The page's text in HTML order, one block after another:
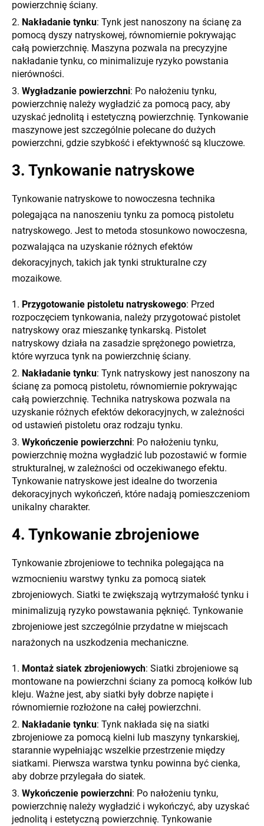
powierzchnię ściany.
Nakładanie tynku: Tynk jest nanoszony na ścianę za
pomocą dyszy natryskowej, równomiernie pokrywając
całą powierzchnię. Maszyna pozwala na precyzyjne
nakładanie tynku, co minimalizuje ryzyko powstania
nierówności.
Wygładzanie powierzchni: Po nałożeniu tynku,
powierzchnię należy wygładzić za pomocą pacy, aby
uzyskać jednolitą i estetyczną powierzchnię. Tynkowanie
maszynowe jest szczególnie polecane do dużych
powierzchni, gdzie szybkość i efektywność są kluczowe.
3. Tynkowanie natryskowe
Tynkowanie natryskowe to nowoczesna technika
polegająca na nanoszeniu tynku za pomocą pistoletu
natryskowego. Jest to metoda stosunkowo nowoczesna,
pozwalająca na uzyskanie różnych efektów
dekoracyjnych, takich jak tynki strukturalne czy
mozaikowe.
Przygotowanie pistoletu natryskowego: Przed
rozpoczęciem tynkowania, należy przygotować pistolet
natryskowy oraz mieszankę tynkarską. Pistolet
natryskowy działa na zasadzie sprężonego powietrza,
które wyrzuca tynk na powierzchnię ściany.
Nakładanie tynku: Tynk natryskowy jest nanoszony na
ścianę za pomocą pistoletu, równomiernie pokrywając
całą powierzchnię. Technika natryskowa pozwala na
uzyskanie różnych efektów dekoracyjnych, w zależności
od ustawień pistoletu oraz rodzaju tynku.
Wykończenie powierzchni: Po nałożeniu tynku,
powierzchnię można wygładzić lub pozostawić w formie
strukturalnej, w zależności od oczekiwanego efektu.
Tynkowanie natryskowe jest idealne do tworzenia
dekoracyjnych wykończeń, które nadają pomieszczeniom
unikalny charakter.
4. Tynkowanie zbrojeniowe
Tynkowanie zbrojeniowe to technika polegająca na
wzmocnieniu warstwy tynku za pomocą siatek
zbrojeniowych. Siatki te zwiększają wytrzymałość tynku i
minimalizują ryzyko powstawania pęknięć. Tynkowanie
zbrojeniowe jest szczególnie przydatne w miejscach
narażonych na uszkodzenia mechaniczne.
Montaż siatek zbrojeniowych: Siatki zbrojeniowe są
montowane na powierzchni ściany za pomocą kołków lub
kleju. Ważne jest, aby siatki były dobrze napięte i
równomiernie rozłożone na całej powierzchni.
Nakładanie tynku: Tynk nakłada się na siatki
zbrojeniowe za pomocą kielni lub maszyny tynkarskiej,
starannie wypełniając wszelkie przestrzenie między
siatkami. Pierwsza warstwa tynku powinna być cienka,
aby dobrze przylegała do siatek.
Wykończenie powierzchni: Po nałożeniu tynku,
powierzchnię należy wygładzić i wykończyć, aby uzyskać
jednolitą i estetyczną powierzchnię. Tynkowanie